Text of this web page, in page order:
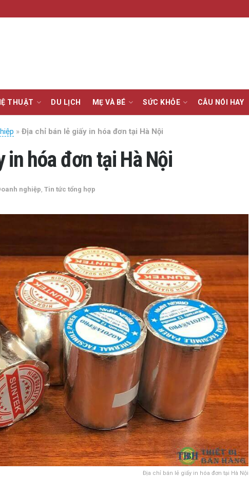
THUẬT DU LỊCH MẸ VÀ BÉ SỨC KHỎE CÂU NÓI HAY
» Địa chỉ bán lẻ giấy in hóa đơn tại Hà Nội
in hóa đơn tại Hà Nội
nghiệp Tin tức tổng hợp
Địa chỉ bán lẻ giấy in hóa đơn tại Hà Nội